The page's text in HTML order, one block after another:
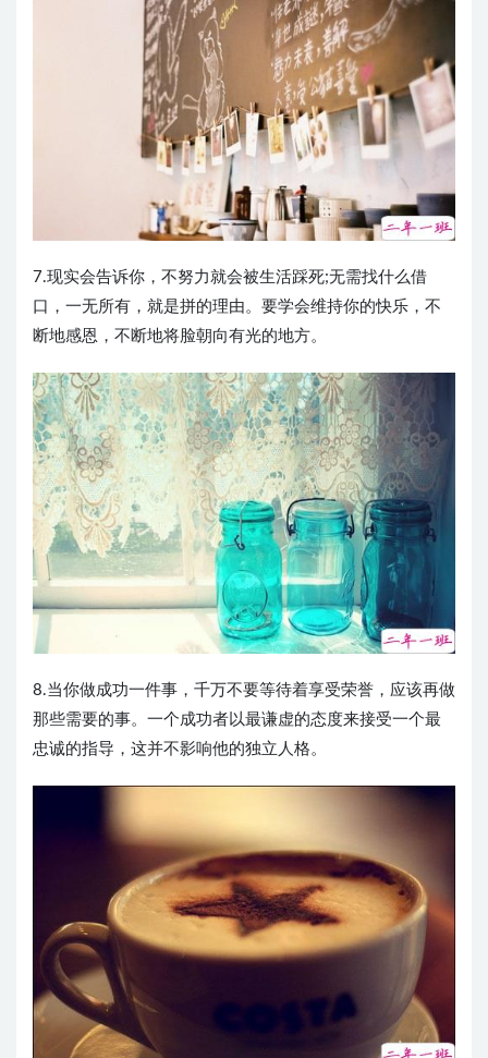
7.现实会告诉你，不努力就会被生活踩死;无需找什么借
口，一无所有，就是拼的理由。要学会维持你的快乐，不
断地感恩，不断地将脸朝向有光的地方。 ​​​​
8.当你做成功一件事，千万不要等待着享受荣誉，应该再做
那些需要的事。一个成功者以最谦虚的态度来接受一个最
忠诚的指导，这并不影响他的独立人格。 ​​​​